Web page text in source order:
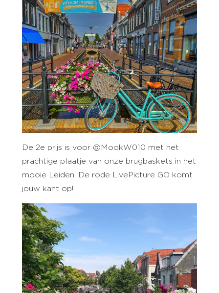
De 2e prijs is voor @MookW010 met het
prachtige plaatje van onze brugbaskets in het
mooie Leiden. De rode LivePicture GO komt
jouw kant op!